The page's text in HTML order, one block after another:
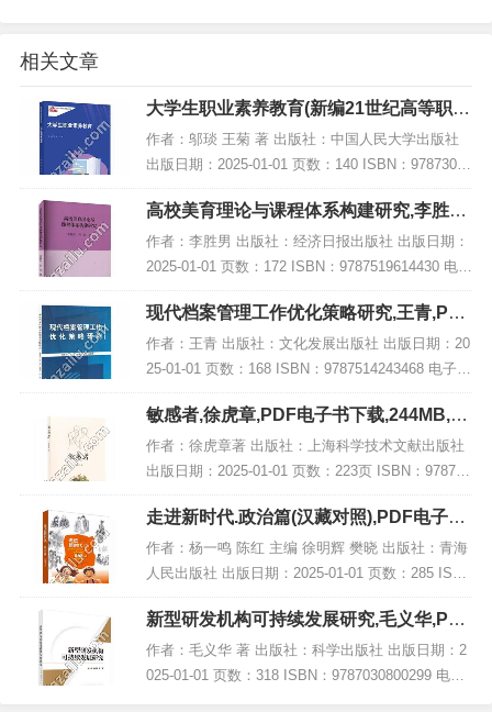
相关文章
大学生职业素养教育(新编21世纪高等职业
教育精品教材·通识课系列),PDF下载
作者：邬琰 王菊 著 出版社：中国人民大学出版社
出版日期：2025-01-01 页数：140 ISBN：97873003
29963 电子书大小：221MB [高清扫描版PDF格式]
内容简...
高校美育理论与课程体系构建研究,李胜男,
PDF电子书网盘下载
作者：李胜男 出版社：经济日报出版社 出版日期：
2025-01-01 页数：172 ISBN：9787519614430 电子
书大小：191MB [高清扫描版PDF格式] 内容简介
《高校美...
现代档案管理工作优化策略研究,王青,PDF
电子书网盘下载
作者：王青 出版社：文化发展出版社 出版日期：20
25-01-01 页数：168 ISBN：9787514243468 电子书
大小：264MB [高清扫描版PDF格式] 内容简介 书
名：《现...
敏感者,徐虎章,PDF电子书下载,244MB,网
盘资源
作者：徐虎章著 出版社：上海科学技术文献出版社
出版日期：2025-01-01 页数：223页 ISBN：978754
3991064 电子书大小：244MB [高清扫描版PDF格
式] 内容简...
走进新时代.政治篇(汉藏对照),PDF电子书
网盘下载
作者：杨一鸣 陈红 主编 徐明辉 樊晓 出版社：青海
人民出版社 出版日期：2025-01-01 页数：285 ISB
N：9787225066783 电子书大小：178MB [高清扫描
版P...
新型研发机构可持续发展研究,毛义华,PDF
电子书网盘下载
作者：毛义华 著 出版社：科学出版社 出版日期：2
025-01-01 页数：318 ISBN：9787030800299 电子